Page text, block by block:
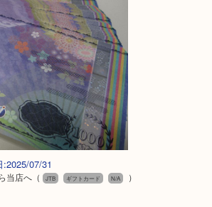
07/31
当店へ（ JTB ギフトカード N/A
）